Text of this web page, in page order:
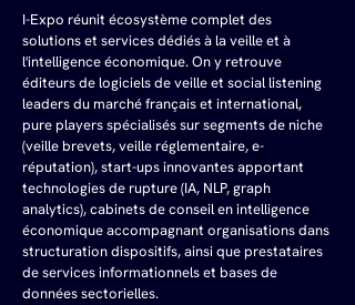
I-Expo réunit écosystème complet des
solutions et services dédiés à la veille et à
l'intelligence économique. On y retrouve
éditeurs de logiciels de veille et social listening
leaders du marché français et international,
pure players spécialisés sur segments de niche
(veille brevets, veille réglementaire, e-
réputation), start-ups innovantes apportant
technologies de rupture (IA, NLP, graph
analytics), cabinets de conseil en intelligence
économique accompagnant organisations dans
structuration dispositifs, ainsi que prestataires
de services informationnels et bases de
données sectorielles.